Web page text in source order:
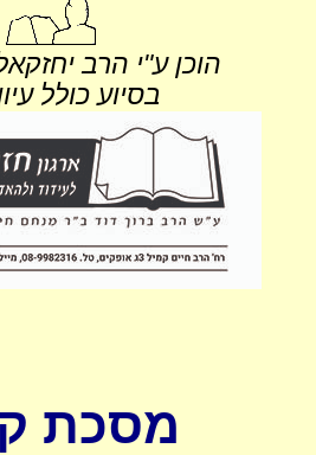
הוכן ע"י הרב
בסיוע כולל
מסכת